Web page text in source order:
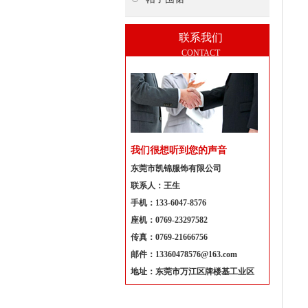
联系我们
CONTACT
我们很想听到您的声音
东莞市凯锦服饰有限公司
联系人：王生
手机：133-6047-8576
座机：0769-23297582
传真：0769-21666756
邮件：13360478576@163.com
地址：东莞市万江区牌楼基工业区